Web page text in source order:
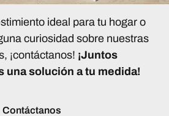
ideal para tu hogar o
curiosidad sobre nuestras
¡contáctanos! ¡Juntos
una solución a tu medida!
Contáctanos